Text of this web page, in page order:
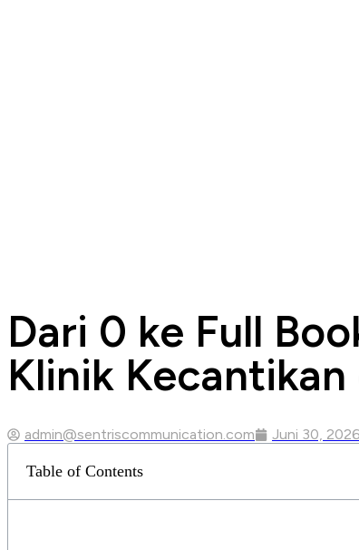
Dari 0 ke Full
Klinik
admin@sentriscommunication.com Juni 30, 2026
Table of Contents